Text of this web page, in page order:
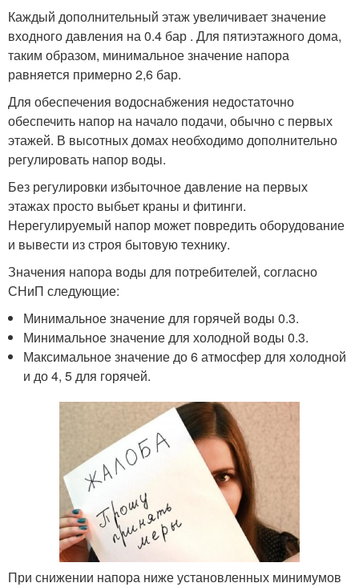
Каждый дополнительный этаж увеличивает значение
входного давления на 0.4 бар . Для пятиэтажного дома,
таким образом, минимальное значение напора
равняется примерно 2,6 бар.
Для обеспечения водоснабжения недостаточно
обеспечить напор на начало подачи, обычно с первых
этажей. В высотных домах необходимо дополнительно
регулировать напор воды.
Без регулировки избыточное давление на первых
этажах просто выбьет краны и фитинги.
Нерегулируемый напор может повредить оборудование
и вывести из строя бытовую технику.
Значения напора воды для потребителей, согласно
СНиП следующие:
Минимальное значение для горячей воды 0.3.
Минимальное значение для холодной воды 0.3.
Максимальное значение до 6 атмосфер для холодной
и до 4, 5 для горячей.
При снижении напора ниже установленных минимумов